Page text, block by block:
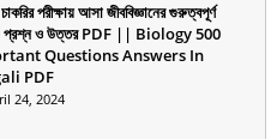
পরীক্ষায় আসা জীববিজ্ঞানের গুরুত্বপূর্ণ
প্রশ্ন ও উত্তর PDF || Biology 500
Questions Answers In
PDF
24, 2024